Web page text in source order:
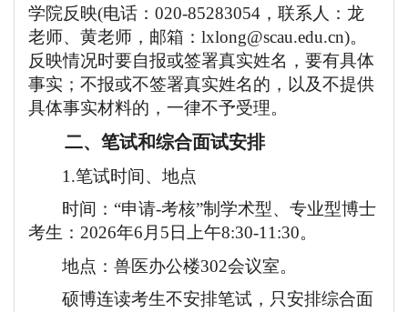
学院反映(电话：020-85283054，联系人：龙
老师、黄老师，邮箱： lxlong@scau.edu.cn)。
反映情况时要自报或签署真实姓名，要有具体
事实；不报或不签署真实姓名的，以及不提供
具体事实材料的，一律不予受理。
二、笔试和综合面试安排
1.笔试时间、地点
时间： “申请-考核”制学术型、 专业型博士
考生 ： 2026年6月 5 日上午8:30-11:30。
地点： 兽医办公楼302会议室。
硕博连读考生不安排笔试，只安排综合面